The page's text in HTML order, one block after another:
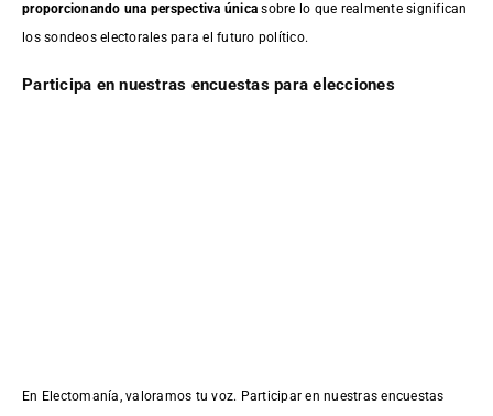
proporcionando una perspectiva única sobre lo que realmente significan
los sondeos electorales para el futuro político.
Participa en nuestras encuestas para elecciones
En Electomanía, valoramos tu voz. Participar en nuestras encuestas